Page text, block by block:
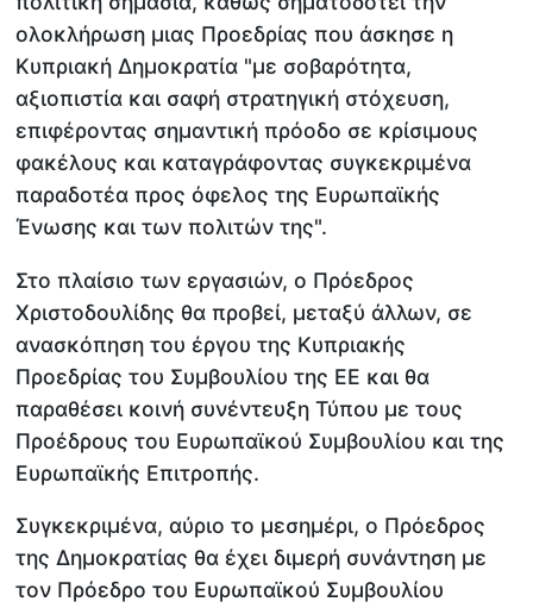
ολοκλήρωση μιας Προεδρίας που άσκησε η
Κυπριακή Δημοκρατία "με σοβαρότητα,
αξιοπιστία και σαφή στρατηγική στόχευση,
επιφέροντας σημαντική πρόοδο σε κρίσιμους
φακέλους και καταγράφοντας συγκεκριμένα
παραδοτέα προς όφελος της Ευρωπαϊκής
Ένωσης και των πολιτών της".
Στο πλαίσιο των εργασιών, ο Πρόεδρος
Χριστοδουλίδης θα προβεί, μεταξύ άλλων, σε
ανασκόπηση του έργου της Κυπριακής
Προεδρίας του Συμβουλίου της ΕΕ και θα
παραθέσει κοινή συνέντευξη Τύπου με τους
Προέδρους του Ευρωπαϊκού Συμβουλίου και της
Ευρωπαϊκής Επιτροπής.
Συγκεκριμένα, αύριο το μεσημέρι, ο Πρόεδρος
της Δημοκρατίας θα έχει διμερή συνάντηση με
τον Πρόεδρο του Ευρωπαϊκού Συμβουλίου